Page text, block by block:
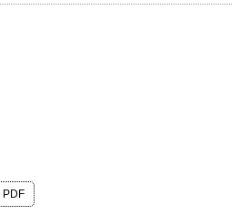
PDF
賞サポートなど